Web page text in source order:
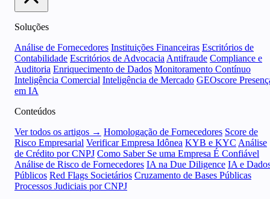
Soluções
Análise de Fornecedores Instituições Financeiras Escritórios de
Contabilidade Escritórios de Advocacia Antifraude Compliance e
Auditoria Enriquecimento de Dados Monitoramento Contínuo
Inteligência Comercial Inteligência de Mercado GEOscore
em IA
Conteúdos
Ver todos os artigos → Homologação de Fornecedores Score de
Risco Empresarial Verificar Empresa Idônea KYB e KYC Análise
de Crédito por CNPJ Como Saber Se uma Empresa É Confiável
Análise de Risco de Fornecedores IA na Due Diligence IA e
Públicos Red Flags Societários Cruzamento de Bases Públicas
Processos Judiciais por CNPJ